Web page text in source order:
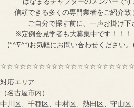
信頼できる多くの専門業者をご紹介致
ご自分で探す前
※定例会見学者
(*^∇^*)お気軽にお問い合わせください
対応エリア
（名古屋市内）
中川区、千種区、中村区、熱田区、守山